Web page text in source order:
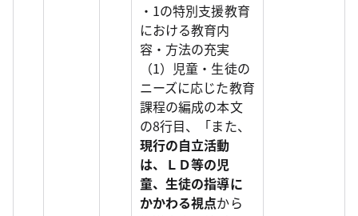
・1の特別支援教育
における教育内
容・方法の充実
（1）児童・生徒の
ニーズに応じた教育
課程の編成の本文
の8行目、「また、
現行の自立活動
は、ＬＤ等の児
童、生徒の指導に
かかわる視点から